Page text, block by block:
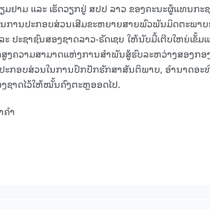
ມຢາມ ແລະ ເຮັດວຽກຢູ່ ສປປ ລາວ ຂອງຄະນະຜູ້ແທນກ
ນການປະກອບສ່ວນເສີມຂະຫຍາຍສາຍພົວພັນມິດຕະພາ
ປະຊາຊົນສອງຊາດລາວ-ຣັດເຊຍ ໃຫ້ນັບມື້ເຕີບໃຫຍ່ເຂັ້ມ
ງຄວາມສາມາດແຫ່ງການສໍາພັນສູ້ຮົບລະຫວ່າງສອງກອ
ະກອບສ່ວນໃນການປົກປັກຮັກສາສັນຕິພາບ, ອໍານາດອະ
ຊາດໄວ້ໃຫ້ໝັ້ນຄົງຕະຫຼອອດໄປ.
ຄຳ